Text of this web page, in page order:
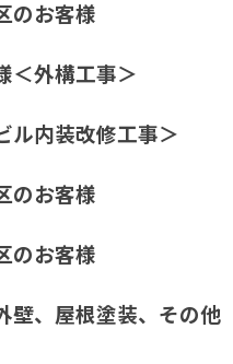
のお客様
＜外構工事＞
ル内装改修工事＞
のお客様
のお客様
壁、屋根塗装、その他